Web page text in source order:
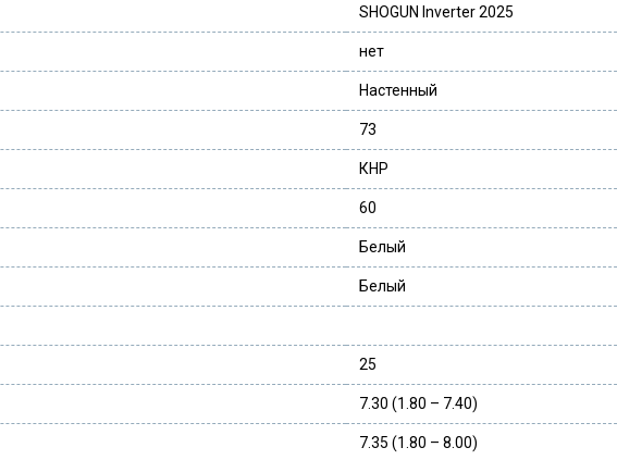
SHOGUN Inverter 2025
нет
Настенный
73
КНР
60
Белый
Белый
25
7.30 (1.80 – 7.40)
7.35 (1.80 – 8.00)